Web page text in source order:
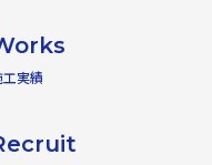
工実績